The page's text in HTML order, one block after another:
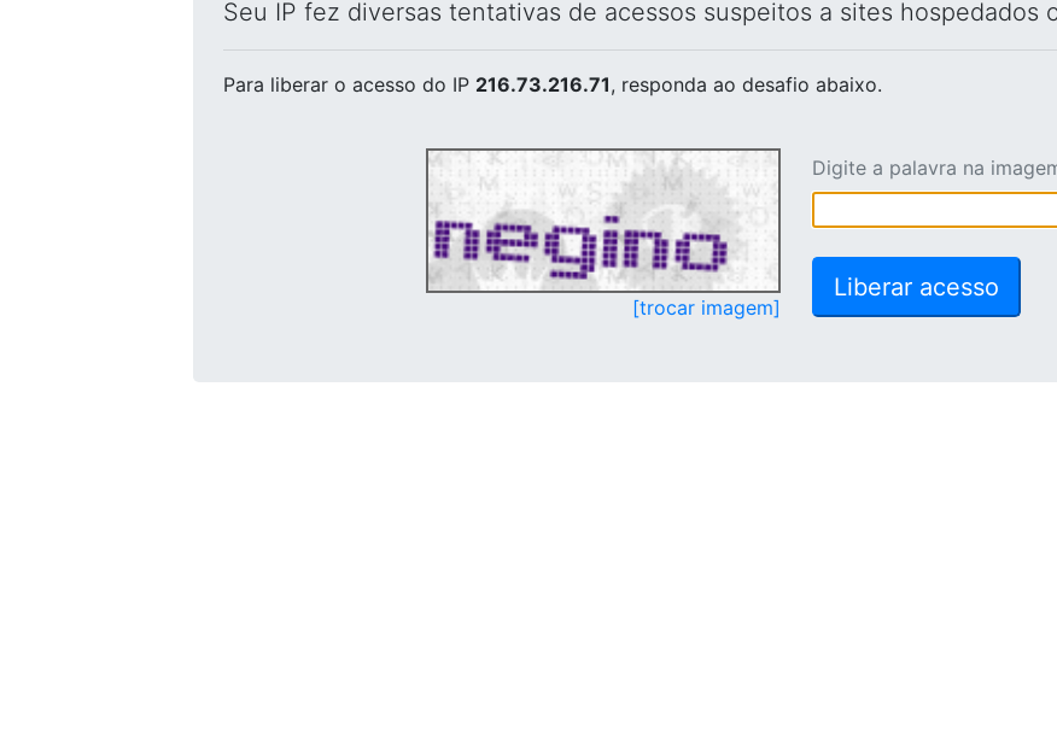
Seu IP fez diversas tentativas de acessos suspeitos a sites hospedados
Para liberar o acesso do IP 216.73.216.71, responda ao desafio abaixo.
[trocar imagem]
Digite a palavra na